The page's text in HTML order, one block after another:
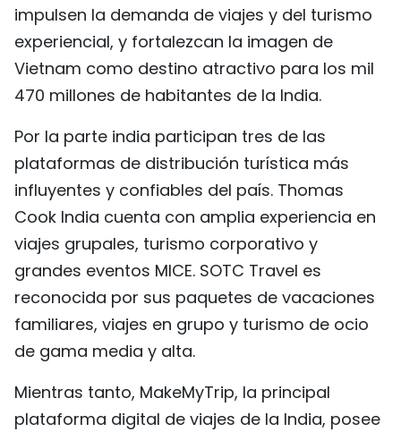
impulsen la demanda de viajes y del turismo
experiencial, y fortalezcan la imagen de
Vietnam como destino atractivo para los mil
470 millones de habitantes de la India.
Por la parte india participan tres de las
plataformas de distribución turística más
influyentes y confiables del país. Thomas
Cook India cuenta con amplia experiencia en
viajes grupales, turismo corporativo y
grandes eventos MICE. SOTC Travel es
reconocida por sus paquetes de vacaciones
familiares, viajes en grupo y turismo de ocio
de gama media y alta.
Mientras tanto, MakeMyTrip, la principal
plataforma digital de viajes de la India, posee